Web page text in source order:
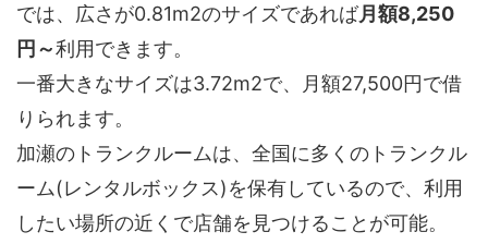
では、広さが0.81m2のサイズであれば月額8,250
円～利用できます。
一番大きなサイズは3.72m2で、月額27,500円で借
りられます。
加瀬のトランクルームは、全国に多くのトランクル
ーム(レンタルボックス)を保有しているので、利用
したい場所の近くで店舗を見つけることが可能。